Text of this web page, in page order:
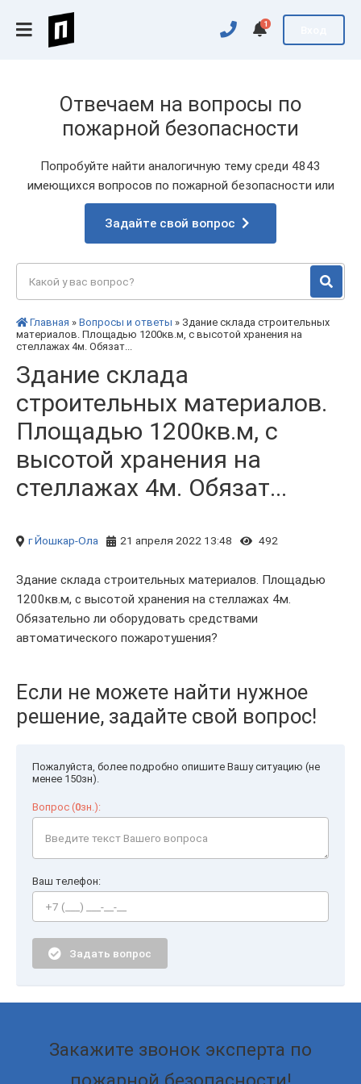
1
Отвечаем на вопросы по
пожарной безопасности
Попробуйте найти аналогичную тему среди 4843
имеющихся вопросов по пожарной безопасности или
Задайте свой вопрос
Главная » Вопросы и ответы » Здание склада строительных
материалов. Площадью 1200кв.м, с высотой хранения на
стеллажах 4м. Обязат...
Здание склада
строительных материалов.
Площадью 1200кв.м, с
высотой хранения на
стеллажах 4м. Обязат...
г Йошкар-Ола 21 апреля 2022 13:48 492
Здание склада строительных материалов. Площадью
1200кв.м, с высотой хранения на стеллажах 4м.
Обязательно ли оборудовать средствами
автоматического пожаротушения?
Если не можете найти нужное
решение, задайте свой вопрос!
Пожалуйста, более подробно опишите Вашу ситуацию (не
менее 150зн).
Вопрос (0зн.):
Ваш телефон:
Задать вопрос
Закажите звонок эксперта по